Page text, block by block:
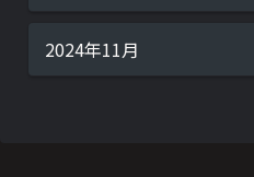
2024年11月